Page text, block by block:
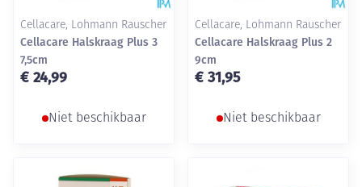
Cellacare, Lohmann Rauscher
Cellacare Halskraag Plus 3
7,5cm
€ 24,99
Niet beschikbaar
Cellacare, Lohmann Rauscher
Cellacare Halskraag Plus 2
9cm
€ 31,95
Niet beschikbaar